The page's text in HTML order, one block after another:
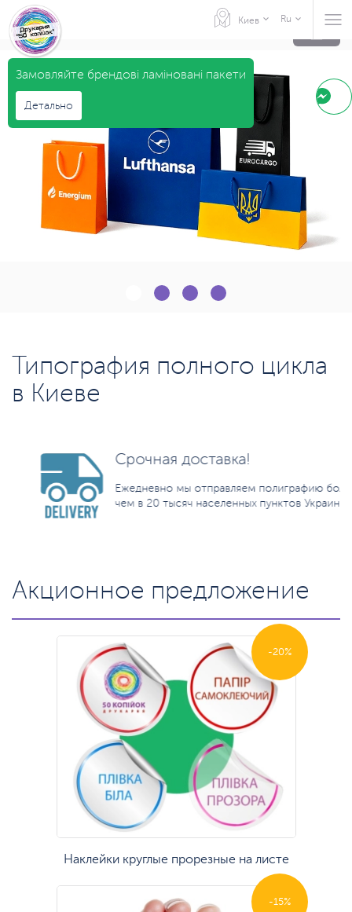
Типография, Полиграфия
Киев
Ru
Замовляйте брендові ламіновані пакети
Детально
Типография полного цикла
в Киеве
Срочная доставка!
Ежедневно мы отправляем полиграфию более
чем в 20 тысяч населенных пунктов Украины.
Акционное предложение
-20%
Наклейки круглые прорезные на листе
-15%